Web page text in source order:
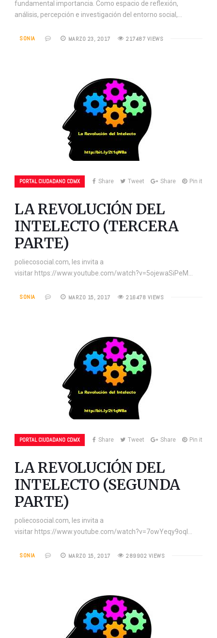
fundamental importancia. Como espacio de reflexión,
análisis, percepción e investigación del entorno social,…
SONIA MARZO 23, 2017 217487 VIEWS
PORTAL CIUDADANO CDMX Share Tweet Share Pin it
LA REVOLUCIÓN DEL
INTELECTO (TERCERA
PARTE)
poliecosocial.com, les invita a
visitar https://www.youtube.com/watch?v=5ojewaSiPeM…
SONIA MARZO 15, 2017 216478 VIEWS
PORTAL CIUDADANO CDMX Share Tweet Share Pin it
LA REVOLUCIÓN DEL
INTELECTO (SEGUNDA
PARTE)
poliecosocial.com, les invita a
visitar https://www.youtube.com/watch?v=7owYeqy9oqI…
SONIA MARZO 15, 2017 289902 VIEWS